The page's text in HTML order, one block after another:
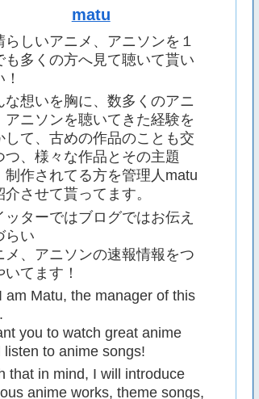
matu
らしいアニメ、アニソンを１
も多くの方へ見て聴いて貰い
な想いを胸に、数多くのアニ
アニソンを聴いてきた経験を
して、古めの作品のことも交
つ、様々な作品とその主題
制作されてる方を管理人matu
介させて貰ってます。
ッターではブログではお伝え
らい
メ、アニソンの速報情報をつ
いてます！
am Matu, the manager of this
you to watch great anime
listen to anime songs!
that in mind, I will introduce
anime works, theme songs,